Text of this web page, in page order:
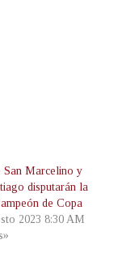
San Marcelino y
disputarán la
de Copa
2023 8:30 AM